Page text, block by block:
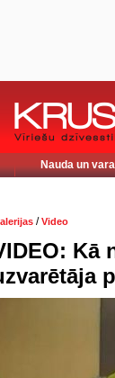
Nauda un vara
/Video
Kā